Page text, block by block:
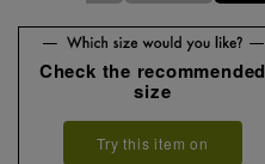
Check the recommended
size
Try this item on